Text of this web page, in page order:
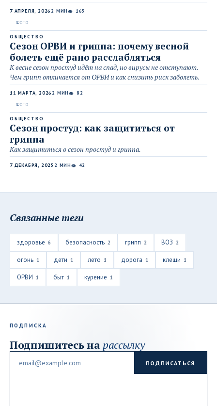
7 АПРЕЛЯ, 2026 2 МИН👁 165
ОБЩЕСТВО
Сезон ОРВИ и гриппа: почему весной
болеть ещё рано расслабляться
К весне сезон простуд идёт на спад, но вирусы не отступают.
Чем грипп отличается от ОРВИ и как снизить риск заболеть.
11 МАРТА, 2026 2 МИН👁 82
ОБЩЕСТВО
Сезон простуд: как защититься от
гриппа
Как защититься в сезон простуд и гриппа.
7 ДЕКАБРЯ, 2025 2 МИН👁 42
Связанные теги
здоровье 6 безопасность 2 грипп 2 ВОЗ 2
огонь 1 дети 1 лето 1 дорога 1 клещи 1
ОРВИ 1 быт 1 курение 1
ПОДПИСКА
Подпишитесь на рассылку
ПОДПИСАТЬСЯ